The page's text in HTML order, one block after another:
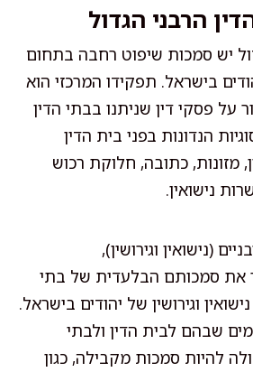
הרבני הגדול
יש סמכות שיפוט רחבה בתחום
בישראל. תפקידו המרכזי הוא
פסקי דין שניתנו בבתי הדין
הנדונות בפני בית הדין
מזונות, כתובה, חלוקת רכוש
נישואין.
(נישואין וגירושין),
מסדיר את סמכותם הבלעדית של בתי
וגירושין של יהודים בישראל.
שבהם לבית הדין ולבתי
להיות סמכות מקבילה, כגון